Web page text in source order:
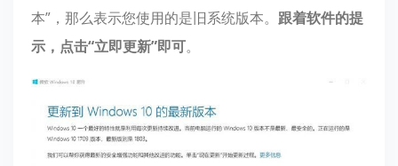
本”，那么表示您使用的是旧系统版本。 跟着软件的提
示，点击“立即更新”即可。